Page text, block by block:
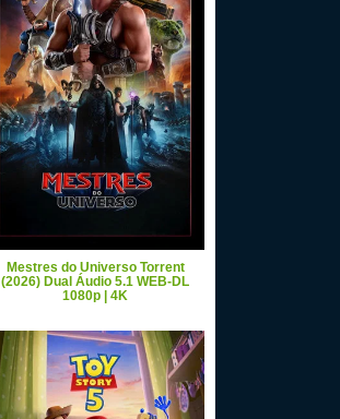
Mestres do Universo Torrent
(2026) Dual Áudio 5.1 WEB-DL
1080p | 4K